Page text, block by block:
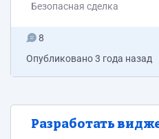
Безопасная сделка
8
Опубликовано3 года назад
Разработать